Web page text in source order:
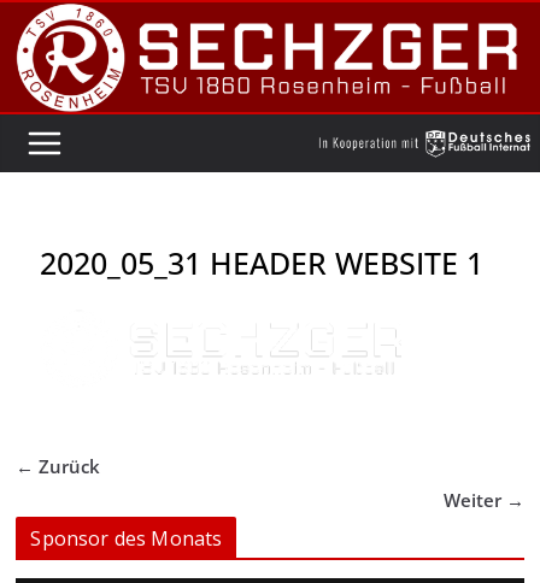
Zum
Inhalt
springen
2020_05_31 HEADER WEBSITE 1
← Zurück
Weiter →
Sponsor des Monats